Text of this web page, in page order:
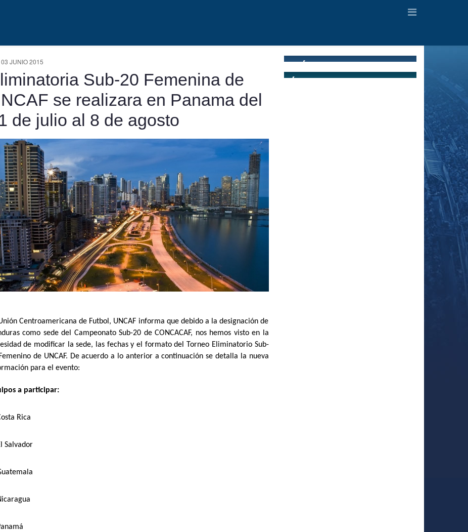
03 JUNIO 2015
Sub-20 Femenina de
se realizara en Panama del
de julio al 8 de agosto
Centroamericana de Futbol, UNCAF informa que debido a la designación de
como sede del Campeonato Sub-20 de CONCACAF, nos hemos visto en la
de modificar la sede, las fechas y el formato del Torneo Eliminatorio Sub-
de UNCAF. De acuerdo a lo anterior a continuación se detalla la nueva
para el evento:
a participar:
Rica
Salvador